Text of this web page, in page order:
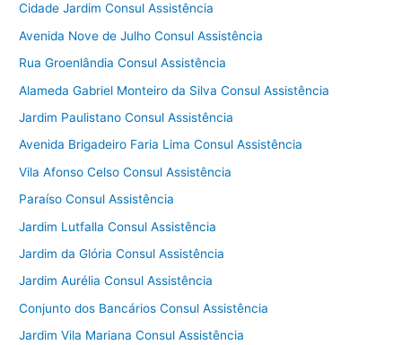
Cidade Jardim Consul Assistência
Avenida Nove de Julho Consul Assistência
Rua Groenlândia Consul Assistência
Alameda Gabriel Monteiro da Silva Consul Assistência
Jardim Paulistano Consul Assistência
Avenida Brigadeiro Faria Lima Consul Assistência
Vila Afonso Celso Consul Assistência
Paraíso Consul Assistência
Jardim Lutfalla Consul Assistência
Jardim da Glória Consul Assistência
Jardim Aurélia Consul Assistência
Conjunto dos Bancários Consul Assistência
Jardim Vila Mariana Consul Assistência